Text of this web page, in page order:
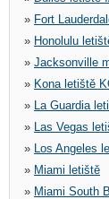
» Fort
» Honolulu
» Jacksonville
» Kona letiště
» La Guardia
» Las Vegas
» Los Angeles
» Miami letiště
» Miami South